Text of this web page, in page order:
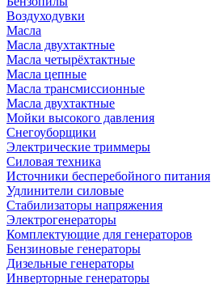
Воздуходувки
Масла
Масла двухтактные
Масла четырёхтактные
Масла цепные
Масла трансмиссионные
Масла двухтактные
Мойки высокого давления
Снегоуборщики
Электрические триммеры
Силовая техника
Источники бесперебойного питания
Удлинители силовые
Стабилизаторы напряжения
Электрогенераторы
Комплектующие для генераторов
Бензиновые генераторы
Дизельные генераторы
Инверторные генераторы